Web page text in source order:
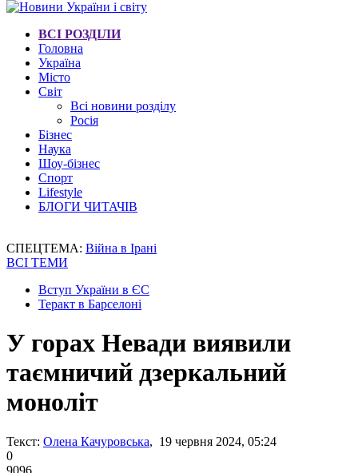
ВСІ РОЗДІЛИ
Головна
Україна
Місто
Світ
Всі новини розділу
Росія
Бізнес
Наука
Шоу-бізнес
Спорт
Lifestyle
БЛОГИ ЧИТАЧІВ
СПЕЦТЕМА: Війна в Ірані
ВСІ ТЕМИ
Вступ України в ЄС
Теракт в Барселоні
У горах Невади виявили
таємничий дзеркальний
моноліт
Текст: Олена Качуровська, 19 червня 2024, 05:24
0
9096